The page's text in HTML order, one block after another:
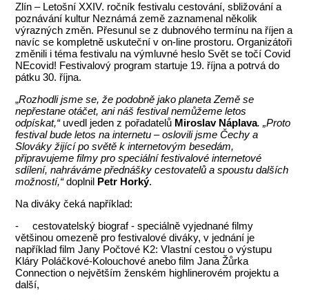
Zlín – Letošní XXIV. ročník festivalu cestování, sbližování a
poznávání kultur Neznámá země zaznamenal několik
výrazných změn. Přesunul se z dubnového termínu na říjen a
navíc se kompletně uskuteční v on-line prostoru. Organizátoři
změnili i téma festivalu na výmluvné heslo Svět se točí Covid
NEcovid! Festivalový program startuje 19. října a potrvá do
pátku 30. října.
„Rozhodli jsme se, že podobně jako planeta Země se
nepřestane otáčet, ani náš festival nemůžeme letos
odpískat,“ uvedl jeden z pořadatelů Miroslav Náplava. „Proto
festival bude letos na internetu – oslovili jsme Čechy a
Slováky žijící po světě k internetovým besedám,
připravujeme filmy pro speciální festivalové internetové
sdílení, nahráváme přednášky cestovatelů a spoustu dalších
možností,“doplnil Petr Horký.
Na diváky čeká například:
- cestovatelský biograf - speciálně vyjednané filmy
většinou omezeně pro festivalové diváky, v jednání je
například film Jany Počtové K2: Vlastní cestou o výstupu
Kláry Poláčkové-Kolouchové anebo film Jana Žůrka
Connection o největším ženském highlinerovém projektu a
další,